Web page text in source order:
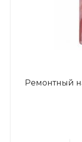
Ремонтный